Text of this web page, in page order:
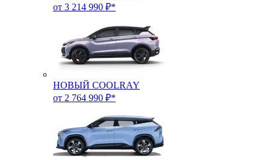
от 3 214 990 ₽*
НОВЫЙ COOLRAY
от 2 764 990 ₽*